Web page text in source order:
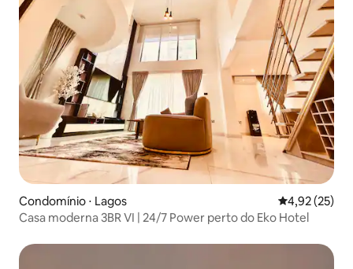
Condomínio ⋅ Lagos 4,92 de uma
4,92 (25)
Casa moderna 3BR VI | 24/7 Power perto do Eko Hotel